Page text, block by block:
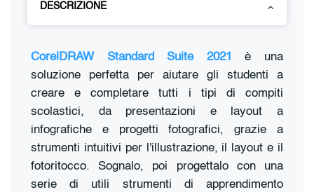
DESCRIZIONE
CorelDRAW Standard Suite 2021
è una
soluzione perfetta per aiutare gli studenti a
creare e completare tutti i tipi di compiti
scolastici, da presentazioni e layout a
infografiche e progetti fotografici, grazie a
strumenti intuitivi per l'illustrazione, il layout e il
fotoritocco. Sognalo, poi progettalo con una
serie di utili strumenti di apprendimento